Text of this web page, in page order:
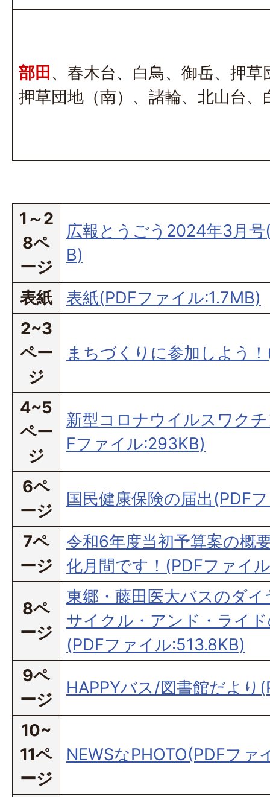
部田 、春木台、白鳥、御岳、押草
押草団地（南）、諸輪、北山台、
1～2
8ペ
ージ
広報とうごう2024年3月
B)
表紙
表紙(PDFファイル:1.7MB)
2~3
ペー
ジ
まちづくりに参加しよう
4~5
ペー
ジ
新型コロナウイルスワク
Fファイル:293KB)
6ペ
ージ
国民健康保険の届出(PDF
7ペ
ージ
令和6年度当初予算案の概
化月間です！(PDFファイ
8ペ
ージ
東郷・藤田医大バスのダ
サイクル・アンド・ライ
(PDFファイル:513.8KB)
9ペ
ージ
HAPPYバス/図書館だより
10~
11ペ
ージ
NEWSなPHOTO(PDFファ